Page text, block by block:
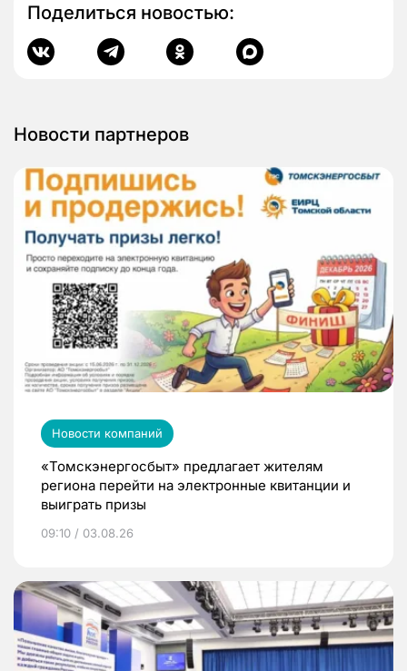
Поделиться новостью:
Новости партнеров
Новости компаний
«Томскэнергосбыт» предлагает жителям
региона перейти на электронные квитанции и
выиграть призы
09:10 / 03.08.26